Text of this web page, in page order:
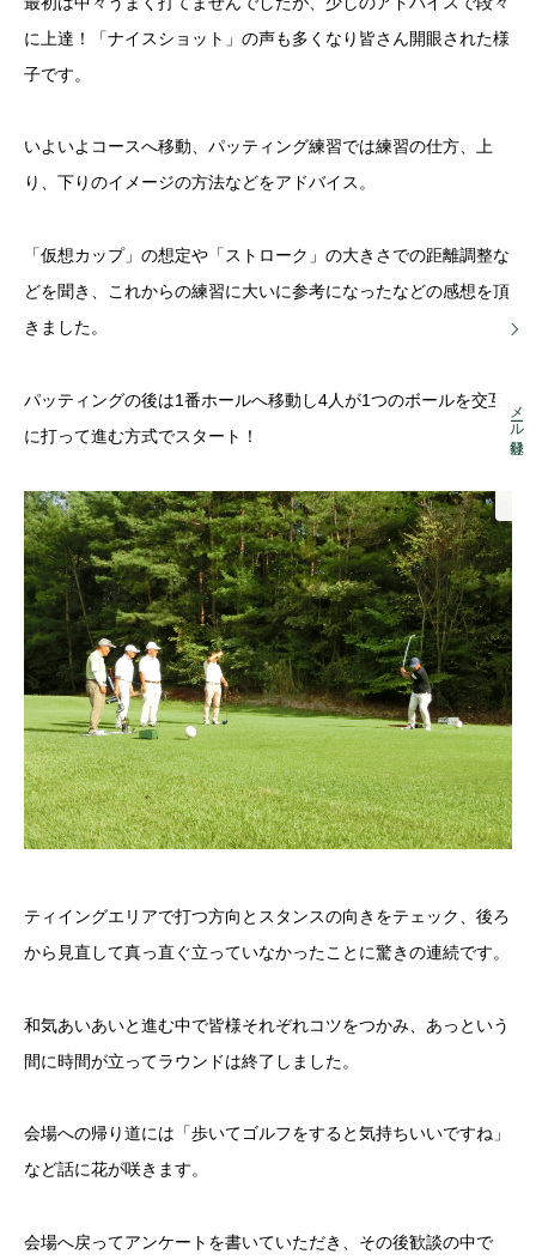
に上達！「ナイスショット」の声も多くなり皆さん開眼された様
子です。
いよいよコースへ移動、パッティング練習では練習の仕方、上
り、下りのイメージの方法などをアドバイス。
「仮想カップ」の想定や「ストローク」の大きさでの距離調整な
どを聞き、これからの練習に大いに参考になったなどの感想を頂
きました。
パッティングの後は1番ホールへ移動し4人が1つのボールを交互
に打って進む方式でスタート！
ティイングエリアで打つ方向とスタンスの向きをテェック、後ろ
から見直して真っ直ぐ立っていなかったことに驚きの連続です。
和気あいあいと進む中で皆様それぞれコツをつかみ、あっという
間に時間が立ってラウンドは終了しました。
会場への帰り道には「歩いてゴルフをすると気持ちいいですね」
など話に花が咲きます。
会場へ戻ってアンケートを書いていただき、その後歓談の中で
メール登録